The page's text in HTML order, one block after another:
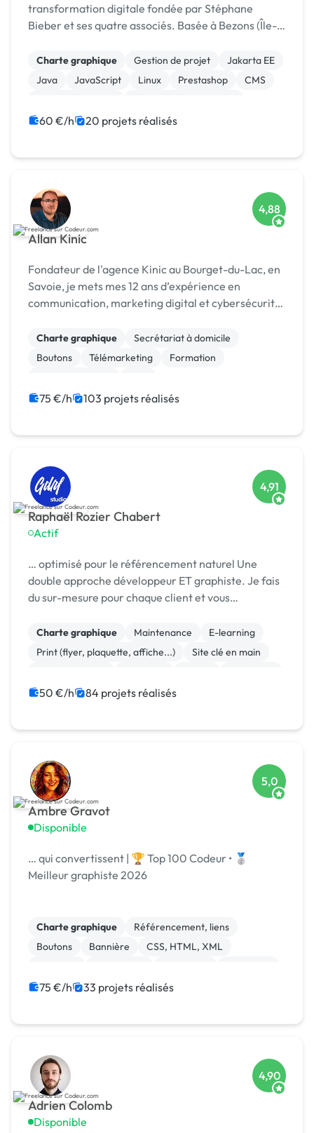
transformation digitale fondée par Stéphane
Bieber et ses quatre associés. Basée à Bezons (Île-
ans les entrepr
Charte graphique Gestion de projet
Jakarta EE
Java
JavaScript Linux Prestashop
CMS
60 €/h 20 projets réalisés
Allan Kinic
4,88
Fondateur de l'agence Kinic au Bourget-du-Lac, en
Savoie, je mets mes 12 ans d’expérience en
communication, marketing digital et cybersécurité
le secteur du sport, je conçois des stratégies de
mar...
Charte graphique
Secrétariat à domicile
Boutons
Télémarketing
Formation
Campagne display avec bannières
75 €/h 103 projets réalisés
Raphaël Rozier Chabert
Actif
4,91
… optimisé pour le référencement naturel Une
double approche développeur ET graphiste. Je fais
du sur-mesure pour chaque client et vous
Charte graphique Maintenance
E-learning
Print (flyer, plaquette, affiche...)
Site clé en main
Mise en page
50 €/h 84 projets réalisés
Ambre Gravot
Disponible
5,0
… qui convertissent | 🏆 Top 100 Codeur • 🥈
Meilleur graphiste 2026
Charte graphique
Référencement, liens
Boutons
Bannière
CSS, HTML, XML
Print (flyer, plaquette, affiche...)
75 €/h 33 projets réalisés
Adrien Colomb
Disponible
4,90